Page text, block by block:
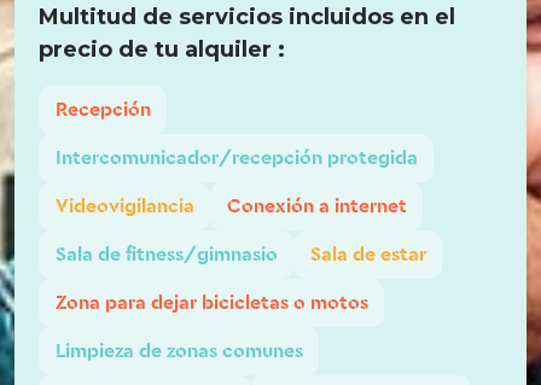
Multitud de servicios incluidos en el
precio de tu alquiler :
Recepción
Intercomunicador/recepción protegida
Videovigilancia
Conexión a internet
Sala de fitness/gimnasio
Sala de estar
Zona para dejar bicicletas o motos
Limpieza de zonas comunes